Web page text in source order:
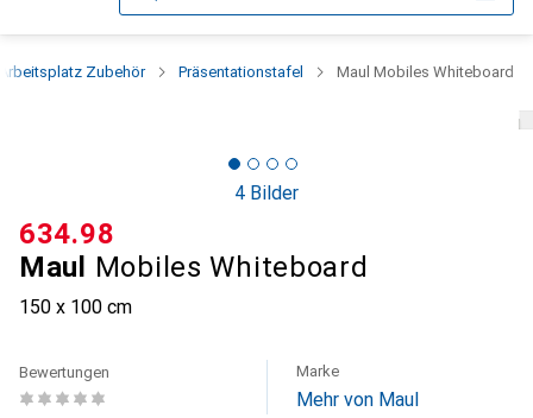
Arbeitsplatz Zubehör Präsentationstafel Maul Mobiles Whiteboard
4 Bilder
Maul Mobiles Whiteboard
150 x 100 cm
CHF
634.98
Bewertungen Marke
Mehr von Maul